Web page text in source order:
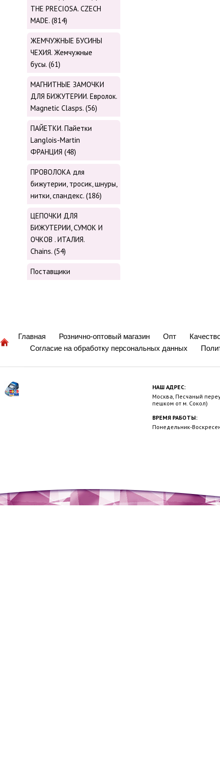
THE PRECIOSA. CZECH
MADE. (814)
ЖЕМЧУЖНЫЕ БУСИНЫ
ЧЕХИЯ. Жемчужные
бусы. (61)
МАГНИТНЫЕ ЗАМОЧКИ
ДЛЯ БИЖУТЕРИИ. Евролок.
Magnetic Сlasps. (56)
ПАЙЕТКИ. Пайетки
Langlois-Martin
ФРАНЦИЯ (48)
ПРОВОЛОКА для
бижутерии, тросик, шнуры,
нитки, cпандекс. (186)
ЦЕПОЧКИ ДЛЯ
БИЖУТЕРИИ, СУМОК И
ОЧКОВ . ИТАЛИЯ.
Chains. (54)
Поставщики
Главная Рознично-оптовый магазин Опт
Согласие на обработку персональных данных
НАШ АДРЕС:
Москва, Песчаный
пешком от м. Сокол)
ВРЕМЯ РАБОТЫ:
Понедельник-